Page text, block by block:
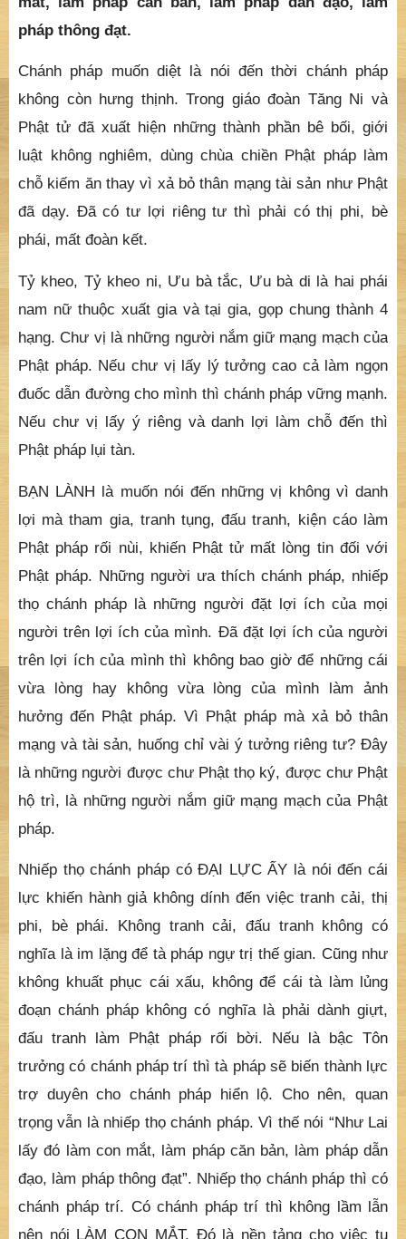
không lừa dối, ưa thích chánh pháp, nhiếp thọ
chánh pháp nên các vị nhập vào nhóm bạn lành.
Người thuộc nhóm bạn lành thì nhất định được
chư Phật thọ ký. Thế Tôn! Con thấy nhiếp thọ
chánh pháp có đại lực ấy. Như Lai lấy đó làm con
mắt, làm pháp căn bản, làm pháp dẫn đạo, làm
pháp thông đạt.
Chánh pháp muốn diệt là nói đến thời chánh pháp
không còn hưng thịnh. Trong giáo đoàn Tăng Ni và
Phật tử đã xuất hiện những thành phần bê bối, giới
luật không nghiêm, dùng chùa chiền Phật pháp làm
chỗ kiếm ăn thay vì xả bỏ thân mạng tài sản như Phật
đã dạy. Đã có tư lợi riêng tư thì phải có thị phi, bè
phái, mất đoàn kết.
Tỷ kheo, Tỷ kheo ni, Ưu bà tắc, Ưu bà di là hai phái
nam nữ thuộc xuất gia và tại gia, gọp chung thành 4
hạng. Chư vị là những người nắm giữ mạng mạch của
Phật pháp. Nếu chư vị lấy lý tưởng cao cả làm ngọn
đuốc dẫn đường cho mình thì chánh pháp vững mạnh.
Nếu chư vị lấy ý riêng và danh lợi làm chỗ đến thì
Phật pháp lụi tàn.
BẠN LÀNH là muốn nói đến những vị không vì danh
lợi mà tham gia, tranh tụng, đấu tranh, kiện cáo làm
Phật pháp rối nùi, khiến Phật tử mất lòng tin đối với
Phật pháp. Những người ưa thích chánh pháp, nhiếp
thọ chánh pháp là những người đặt lợi ích của mọi
người trên lợi ích của mình. Đã đặt lợi ích của người
trên lợi ích của mình thì không bao giờ để những cái
vừa lòng hay không vừa lòng của mình làm ảnh
hưởng đến Phật pháp. Vì Phật pháp mà xả bỏ thân
mạng và tài sản, huống chỉ vài ý tưởng riêng tư? Đây
là những người được chư Phật thọ ký, được chư Phật
hộ trì, là những người nắm giữ mạng mạch của Phật
pháp.
Nhiếp thọ chánh pháp có ĐẠI LỰC ẤY là nói đến cái
lực khiến hành giả không dính đến việc tranh cải, thị
phi, bè phái. Không tranh cải, đấu tranh không có
nghĩa là im lặng để tà pháp ngự trị thế gian. Cũng như
không khuất phục cái xấu, không để cái tà làm lủng
đoạn chánh pháp không có nghĩa là phải dành giựt,
đấu tranh làm Phật pháp rối bời. Nếu là bậc Tôn
trưởng có chánh pháp trí thì tà pháp sẽ biến thành lực